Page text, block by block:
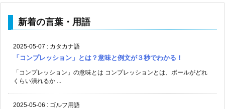
新着の言葉・用語
2025-05-07 : カタカナ語
「コンプレッション」とは？意味と例文が３秒でわかる！
「コンプレッション」の意味とは コンプレッションとは、ボールがどれ
くらい潰れるか ...
2025-05-06 : ゴルフ用語